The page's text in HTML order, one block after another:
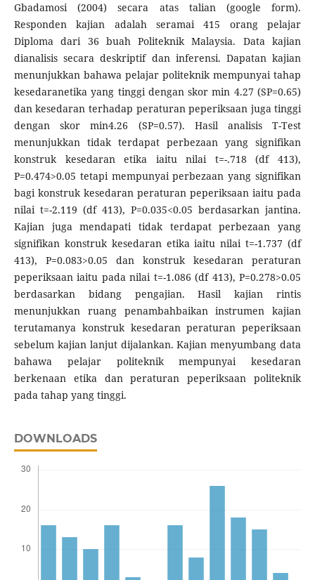
Gbadamosi (2004) secara atas talian (google form).
Responden kajian adalah seramai 415 orang pelajar
Diploma dari 36 buah Politeknik Malaysia. Data kajian
dianalisis secara deskriptif dan inferensi. Dapatan kajian
menunjukkan bahawa pelajar politeknik mempunyai tahap
kesedaranetika yang tinggi dengan skor min 4.27 (SP=0.65)
dan kesedaran terhadap peraturan peperiksaan juga tinggi
dengan skor min4.26 (SP=0.57). Hasil analisis T-Test
menunjukkan tidak terdapat perbezaan yang signifikan
konstruk kesedaran etika iaitu nilai t=-.718 (df 413),
P=0.474>0.05 tetapi mempunyai perbezaan yang signifikan
bagi konstruk kesedaran peraturan peperiksaan iaitu pada
nilai t=-2.119 (df 413), P=0.035<0.05 berdasarkan jantina.
Kajian juga mendapati tidak terdapat perbezaan yang
signifikan konstruk kesedaran etika iaitu nilai t=-1.737 (df
413), P=0.083>0.05 dan konstruk kesedaran peraturan
peperiksaan iaitu pada nilai t=-1.086 (df 413), P=0.278>0.05
berdasarkan bidang pengajian. Hasil kajian rintis
menunjukkan ruang penambahbaikan instrumen kajian
terutamanya konstruk kesedaran peraturan peperiksaan
sebelum kajian lanjut dijalankan. Kajian menyumbang data
bahawa pelajar politeknik mempunyai kesedaran
berkenaan etika dan peraturan peperiksaan politeknik
pada tahap yang tinggi.
DOWNLOADS